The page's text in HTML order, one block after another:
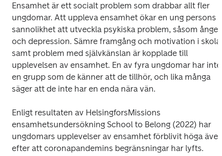
Ensamhet är ett socialt problem som drabbar allt fler
ungdomar. Att uppleva ensamhet ökar en ung persons
sannolikhet att utveckla psykiska problem, såsom
och depression. Sämre framgång och motivation i
samt problem med självkänslan är kopplade till
upplevelsen av ensamhet. En av fyra ungdomar har inte
en grupp som de känner att de tillhör, och lika många
säger att de inte har en enda nära vän.
Enligt resultaten av HelsingforsMissions
ensamhetsundersökning School to Belong (2022) har
ungdomars upplevelser av ensamhet förblivit höga
efter att coronapandemins begränsningar har lyfts.